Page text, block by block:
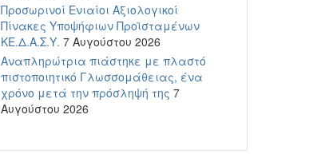
Προσωρινοί Ενιαίοι Αξιολογικοί
Πίνακες Υποψήφιων Προϊσταμένων
ΚΕ.Δ.Α.Σ.Υ. 7 Αυγούστου 2026
Αναπληρώτρια πιάστηκε με πλαστό
πιστοποιητικό Γλωσσομάθειας, ένα
χρόνο μετά την πρόσληψή της 7
Αυγούστου 2026